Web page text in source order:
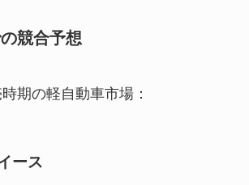
競合予想
期の軽自動車市場：
ース